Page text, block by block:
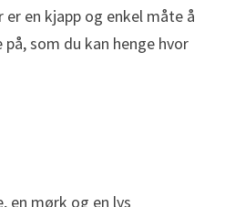
en kjapp og enkel måte å
som du kan henge hvor
en mørk og en lys